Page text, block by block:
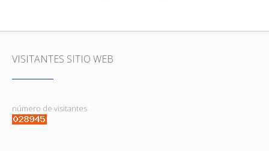
VISITANTES SITIO WEB
número de visitantes